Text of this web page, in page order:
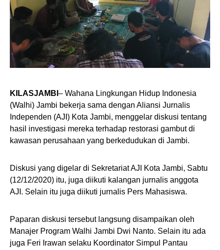
KILASJAMBI – Wahana Lingkungan Hidup Indonesia
(Walhi) Jambi bekerja sama dengan Aliansi Jurnalis
Independen (AJI) Kota Jambi, menggelar diskusi tentang
hasil investigasi mereka terhadap restorasi gambut di
kawasan perusahaan yang berkedudukan di Jambi.
Diskusi yang digelar di Sekretariat AJI Kota Jambi, Sabtu
(12/12/2020) itu, juga diikuti kalangan jurnalis anggota
AJI. Selain itu juga diikuti jurnalis Pers Mahasiswa.
Paparan diskusi tersebut langsung disampaikan oleh
Manajer Program Walhi Jambi Dwi Nanto. Selain itu ada
juga Feri Irawan selaku Koordinator Simpul Pantau